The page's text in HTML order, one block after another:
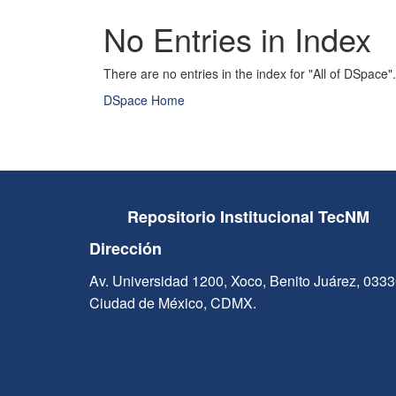
No Entries in Index
There are no entries in the index for "All of DSpace".
DSpace Home
Repositorio Institucional TecNM
Dirección
Av. Universidad 1200, Xoco, Benito Juárez,
Ciudad de México, CDMX.